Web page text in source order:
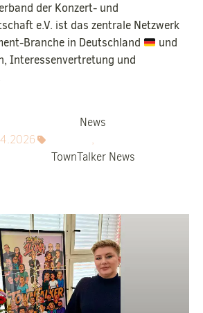
der Konzert- und
e.V. ist das zentrale Netzwerk
Branche in Deutschland
und
Interessenvertretung und
News
,
TownTalker News